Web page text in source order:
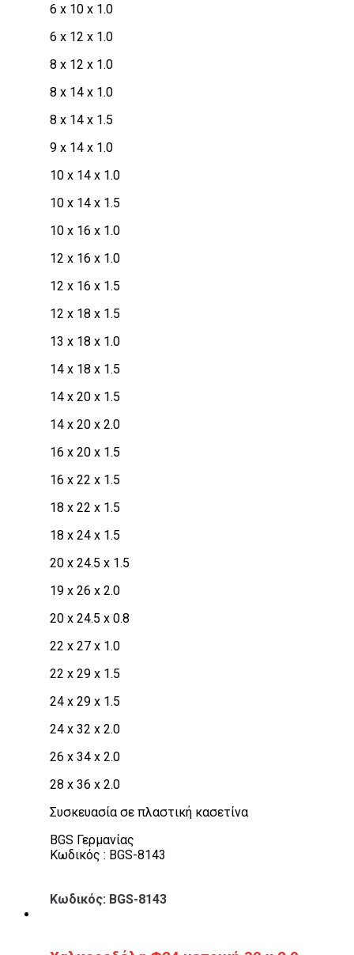
6 x 10 x 1.0
6 x 12 x 1.0
8 x 12 x 1.0
8 x 14 x 1.0
8 x 14 x 1.5
9 x 14 x 1.0
10 x 14 x 1.0
10 x 14 x 1.5
10 x 16 x 1.0
12 x 16 x 1.0
12 x 16 x 1.5
12 x 18 x 1.5
13 x 18 x 1.0
14 x 18 x 1.5
14 x 20 x 1.5
14 x 20 x 2.0
16 x 20 x 1.5
16 x 22 x 1.5
18 x 22 x 1.5
18 x 24 x 1.5
20 x 24.5 x 1.5
19 x 26 x 2.0
20 x 24.5 x 0.8
22 x 27 x 1.0
22 x 29 x 1.5
24 x 29 x 1.5
24 x 32 x 2.0
26 x 34 x 2.0
28 x 36 x 2.0
Συσκευασία σε πλαστική κασετίνα
BGS Γερμανίας
Κωδικός : BGS-8143
Κωδικός: BGS-8143